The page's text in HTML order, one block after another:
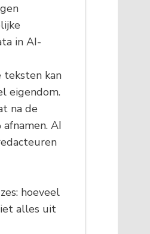
in AI-
teksten kan
eigendom.
na de
AI
hoeveel
alles uit